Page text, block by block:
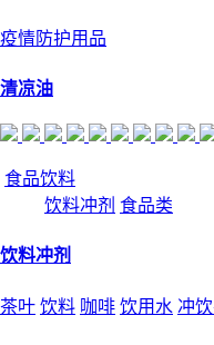
疫情防护用品
清凉油
食品饮料
饮料冲剂 食品类
饮料冲剂
茶叶 饮料 咖啡 饮用水 冲